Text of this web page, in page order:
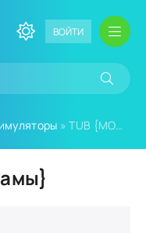
ВОЙТИ
» TUB {МОД, нет рекламы}